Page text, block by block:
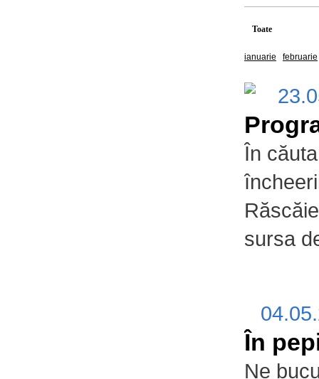
Toate
ianuarie februarie
În
sursa
În
Ne